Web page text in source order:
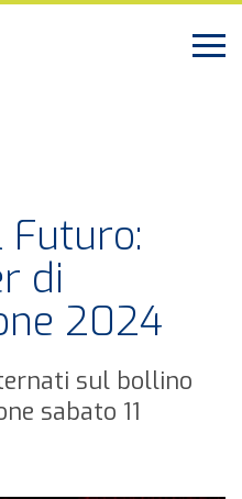
Futuro:
di
2024
sul bollino
sabato 11